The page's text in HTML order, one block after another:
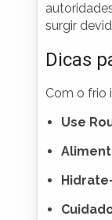
surgir
Dicas
Com o frio
Use